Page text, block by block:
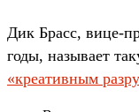
Дик Брасс, вице-
годы, называет
«креативным